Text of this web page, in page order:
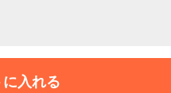
に入れる